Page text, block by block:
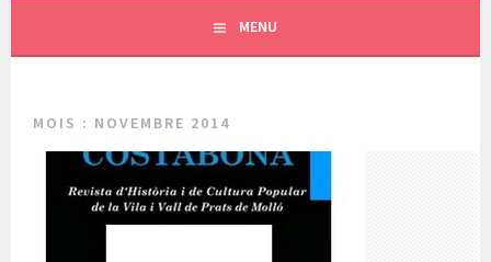
MENU
MOIS : NOVEMBRE 2014